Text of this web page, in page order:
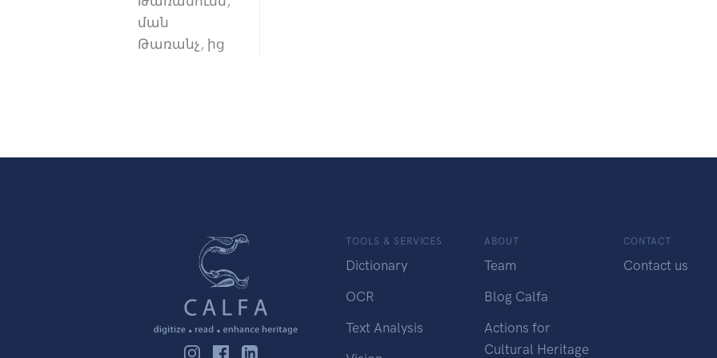
ման
Թառանչ, ից
TOOLS & SERVICES
Dictionary
OCR
Text Analysis
ABOUT
Team
Blog Calfa
Actions for
Cultural Heritage
CONTACT
Contact us